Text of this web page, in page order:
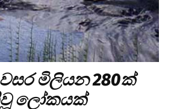
මිලියන 280ක්
ලෝකයක්